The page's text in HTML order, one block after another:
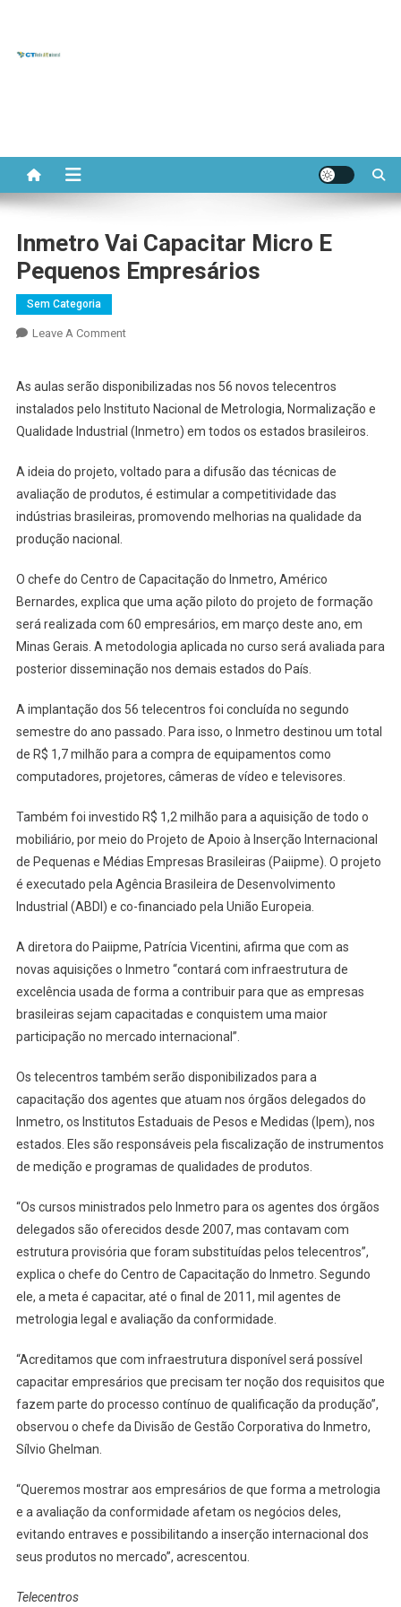
content
Inmetro Vai Capacitar Micro E
Pequenos Empresários
Sem Categoria
Leave A CommentOn
Capacitar
Micro
E
Empresários
As aulas serão disponibilizadas nos 56 novos telecentros
instalados pelo Instituto Nacional de Metrologia, Normalização e
Qualidade Industrial (Inmetro) em todos os estados brasileiros.
A ideia do projeto, voltado para a difusão das técnicas de
avaliação de produtos, é estimular a competitividade das
indústrias brasileiras, promovendo melhorias na qualidade da
produção nacional.
O chefe do Centro de Capacitação do Inmetro, Américo
Bernardes, explica que uma ação piloto do projeto de formação
será realizada com 60 empresários, em março deste ano, em
Minas Gerais. A metodologia aplicada no curso será avaliada para
posterior disseminação nos demais estados do País.
A implantação dos 56 telecentros foi concluída no segundo
semestre do ano passado. Para isso, o Inmetro destinou um total
de R$ 1,7 milhão para a compra de equipamentos como
computadores, projetores, câmeras de vídeo e televisores.
Também foi investido R$ 1,2 milhão para a aquisição de todo o
mobiliário, por meio do Projeto de Apoio à Inserção Internacional
de Pequenas e Médias Empresas Brasileiras (Paiipme). O projeto
é executado pela Agência Brasileira de Desenvolvimento
Industrial (ABDI) e co-financiado pela União Europeia.
A diretora do Paiipme, Patrícia Vicentini, afirma que com as
novas aquisições o Inmetro “contará com infraestrutura de
excelência usada de forma a contribuir para que as empresas
brasileiras sejam capacitadas e conquistem uma maior
participação no mercado internacional”.
Os telecentros também serão disponibilizados para a
capacitação dos agentes que atuam nos órgãos delegados do
Inmetro, os Institutos Estaduais de Pesos e Medidas (Ipem), nos
estados. Eles são responsáveis pela fiscalização de instrumentos
de medição e programas de qualidades de produtos.
“Os cursos ministrados pelo Inmetro para os agentes dos órgãos
delegados são oferecidos desde 2007, mas contavam com
estrutura provisória que foram substituídas pelos telecentros”,
explica o chefe do Centro de Capacitação do Inmetro. Segundo
ele, a meta é capacitar, até o final de 2011, mil agentes de
metrologia legal e avaliação da conformidade.
“Acreditamos que com infraestrutura disponível será possível
capacitar empresários que precisam ter noção dos requisitos que
fazem parte do processo contínuo de qualificação da produção”,
observou o chefe da Divisão de Gestão Corporativa do Inmetro,
Sílvio Ghelman.
“Queremos mostrar aos empresários de que forma a metrologia
e a avaliação da conformidade afetam os negócios deles,
evitando entraves e possibilitando a inserção internacional dos
seus produtos no mercado”, acrescentou.
Telecentros